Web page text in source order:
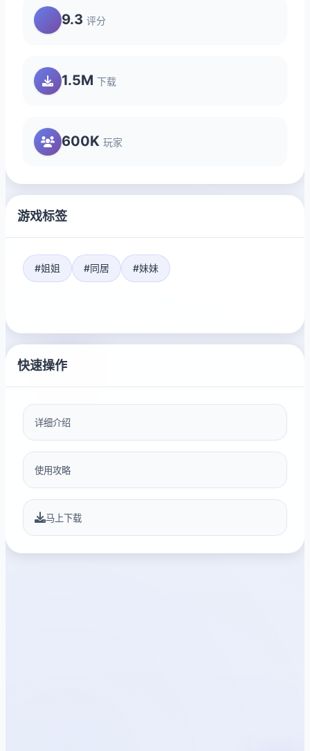
9.3 评分
1.5M 下载
600K 玩家
游戏标签
#姐姐 #同居 #妹妹
快速操作
详细介绍
使用攻略
马上下载